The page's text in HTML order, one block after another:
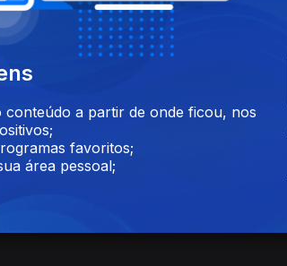
conteúdo a partir de onde ficou, nos
favoritos;
área pessoal;